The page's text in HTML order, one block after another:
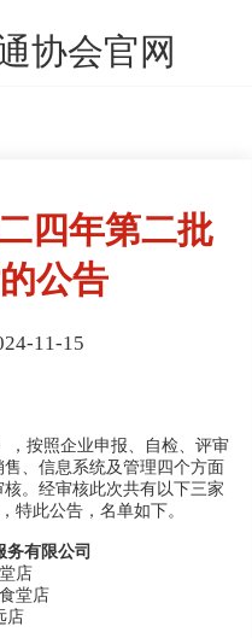
协会官网
四年第二批
公告
11-15
按照企业申报、自检、评审
、信息系统及管理四个方面
。经审核此次共有以下三家
特此公告，名单如下。
务有限公司
店
堂店
店